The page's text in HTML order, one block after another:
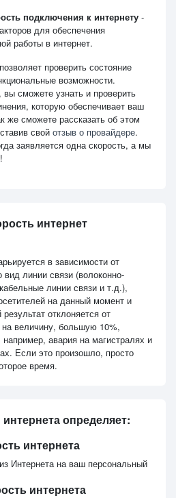
подключения к интернету -
для обеспечения
работы в интернет.
проверить состояние
возможности.
сможете узнать и проверить
которую обеспечивает ваш
же сможете рассказать об этом
свой отзыв о провайдере.
заявляется одна скорость, а мы
интернет
в зависимости от
линии связи (волоконно-
линии связи и т.д.),
на данный момент и
отклоняется от
величину, большую 10%,
авария на магистралях и
Если это произошло, просто
время.
определяет:
интернета
Интернета на ваш персональный
интернета